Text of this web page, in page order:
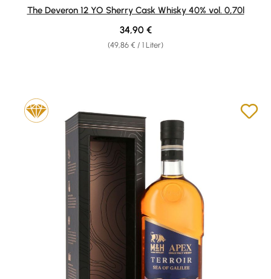
The Deveron 12 YO Sherry Cask Whisky 40% vol. 0,70l
(49,86 € / 1 Liter)
Regulärer Preis:
34,90 €